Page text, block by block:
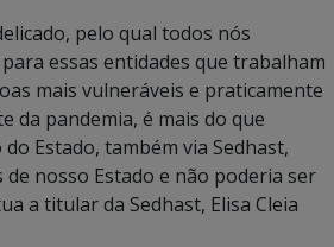
pelo qual todos nós
essas entidades que trabalham
mais vulneráveis e praticamente
da pandemia, é mais do que
Estado, também via Sedhast,
de nosso Estado e não poderia ser
a titular da Sedhast, Elisa Cleia